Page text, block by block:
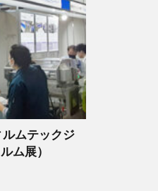
ムテックジ
ム展）